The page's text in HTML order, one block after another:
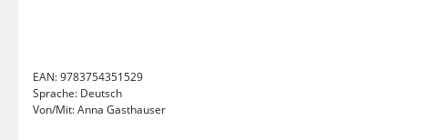
EAN:9783754351529
Sprache: Deutsch
Von/Mit:Anna Gasthauser